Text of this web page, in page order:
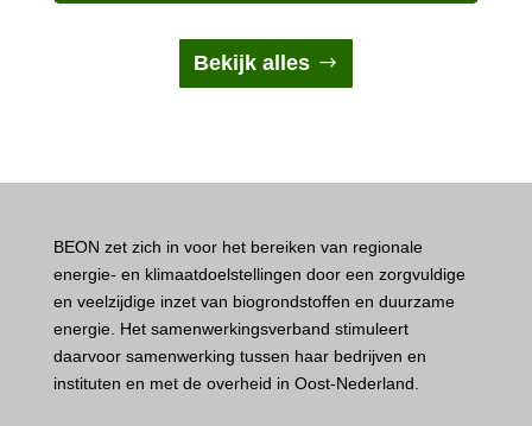
Bekijk alles
BEON zet zich in voor het bereiken van regionale
energie- en klimaatdoelstellingen door een zorgvuldige
en veelzijdige inzet van biogrondstoffen en duurzame
energie. Het samenwerkingsverband stimuleert
daarvoor samenwerking tussen haar bedrijven en
instituten en met de overheid in Oost-Nederland.